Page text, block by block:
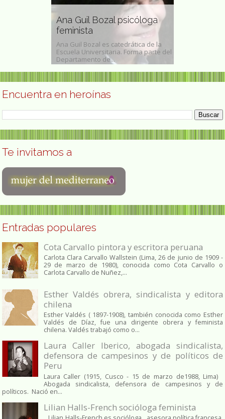
Guil Bozal psicóloga
Guil Bozal es catedrática de la
Universitaria. Forma parte del
Rosario Cabrera artista
mexicana
Rosario Cabrera López (Ciudad de
México, 5 de junio de 1901-
Yucatán, 30 de diciembre de...
Encuentra en heroínas
Te invitamos a
Entradas populares
Cota Carvallo pintora y escritora peruana
Carlota Clara Carvallo Wallstein (Lima, 26 de junio de 1909 -
29 de marzo de 1980), conocida como Cota Carvallo o
Carlota Carvallo de Nuñez,...
Esther Valdés obrera, sindicalista y editora
chilena
Esther Valdés ( 1897-1908), también conocida como Esther
Valdés de Díaz, fue una dirigente obrera y feminista
chilena. Valdés trabajó como o...
Laura Caller Iberico, abogada sindicalista,
defensora de campesinos y de políticos de
Peru
Laura Caller (1915, Cusco - 15 de marzo de1988, Lima)
Abogada sindicalista, defensora de campesinos y de
políticos. Nació en...
Lilian Halls-French socióloga feminista